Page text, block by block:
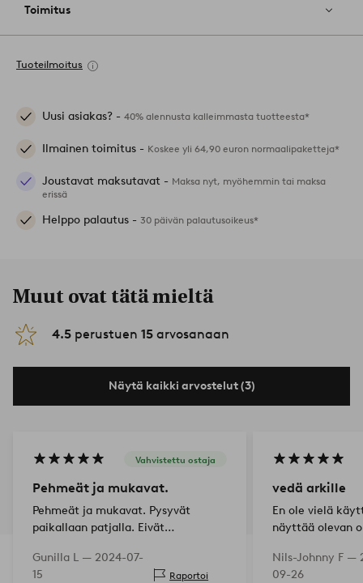
Toimitus
Tuoteilmoitus
Uusi asiakas? - 40% alennusta kalleimmasta tuotteesta*
Ilmainen toimitus - Koskee yli 64,90 euron normaalipaketteja*
Joustavat maksutavat - Maksa nyt, myöhemmin tai maksa
erissä
Helppo palautus - 30 päivän palautusoikeus*
Muut ovat tätä mieltä
4.5 perustuen 15 arvosanaan
Näytä kaikki arvostelut (3)
Vahvistettu ostaja
Pehmeät ja mukavat.
Pehmeät ja mukavat. Pysyvät
paikallaan patjalla. Eivät
ensimmäisen pesun jälkeen.
Gunilla L — 2024-07-
15
Raportoi
vedä arkille
En ole vielä
näyttää olevan
Nils-Johnny F —
09-26